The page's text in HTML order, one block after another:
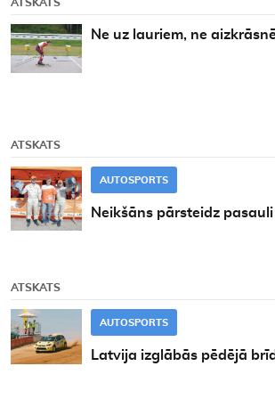
ATSKATS
Ne uz lauriem, ne
ATSKATS
AUTOSPORTS
Neikšāns pārsteidz pasauli
ATSKATS
AUTOSPORTS
Latvija izglābās pēdējā